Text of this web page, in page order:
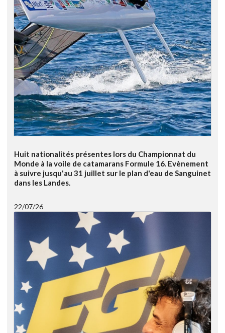
Huit nationalités présentes lors du Championnat du
Monde à la voile de catamarans Formule 16. Evènement
à suivre jusqu'au 31 juillet sur le plan d'eau de Sanguinet
dans les Landes.
22/07/26